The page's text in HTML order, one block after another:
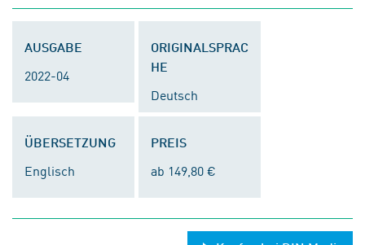
AUSGABE
2022-04
ORIGINALSPRAC
HE
Deutsch
ÜBERSETZUNG
Englisch
PREIS
ab 149,80 €